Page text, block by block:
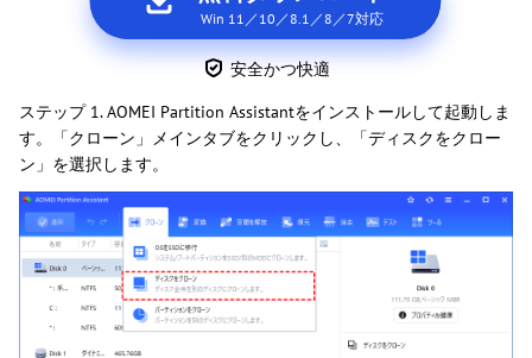
Win 11／10／8.1／8／7対応
安全かつ快適
ステップ 1. AOMEI Partition Assistantをインストールして起動しま
す。「クローン」メインタブをクリックし、「ディスクをクロー
ン」を選択します。